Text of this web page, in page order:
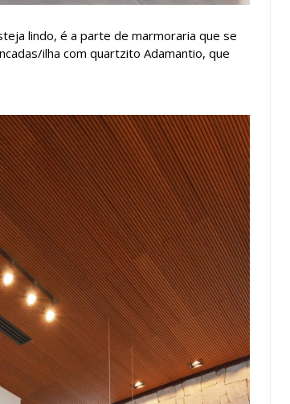
lindo, é a parte de marmoraria que se
ilha com quartzito Adamantio, que